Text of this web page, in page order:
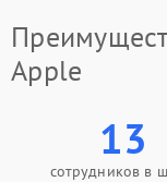
Apple
13
сотрудников в